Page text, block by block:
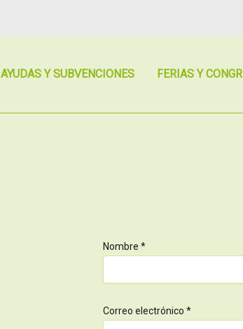
AYUDAS Y SUBVENCIONES FERIAS Y
Nombre *
Correo electrónico *